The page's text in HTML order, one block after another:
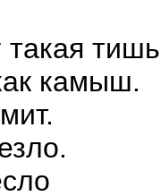
такая
камыш.